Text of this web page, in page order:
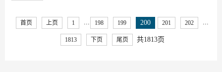
首页 上页 1 198 199 200 201 202
1813 下页 尾页 共1813页